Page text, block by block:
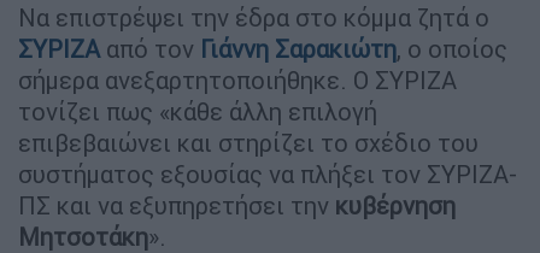
Να επιστρέψει την έδρα στο κόμμα ζητά ο
ΣΥΡΙΖΑ από τον Γιάννη Σαρακιώτη, ο οποίος
σήμερα ανεξαρτητοποιήθηκε. Ο ΣΥΡΙΖΑ
τονίζει πως «κάθε άλλη επιλογή
επιβεβαιώνει και στηρίζει το σχέδιο του
συστήματος εξουσίας να πλήξει τον ΣΥΡΙΖΑ-
ΠΣ και να εξυπηρετήσει την κυβέρνηση
Μητσοτάκη».